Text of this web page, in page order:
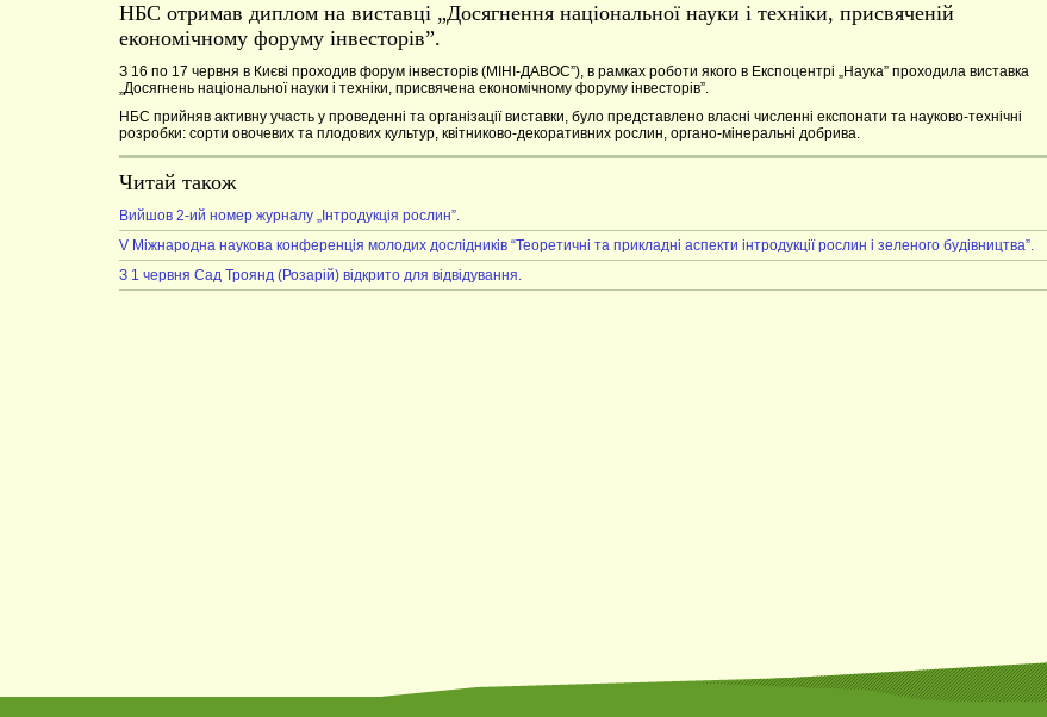
НБС отримав диплом на виставці „Досягнення національної науки і техніки, присвяченій
економічному форуму інвесторів”.
З 16 по 17 червня в Києві проходив форум інвесторів (МІНІ-ДАВОС”), в рамках роботи якого в Експоцентрі „Наука” проходила виставка
„Досягнень національної науки і техніки, присвячена економічному форуму інвесторів”.
НБС прийняв активну участь у проведенні та організації виставки, було представлено власні численні експонати та науково-технічні
розробки: сорти овочевих та плодових культур, квітниково-декоративних рослин, органо-мінеральні добрива.
Читай також
Вийшов 2-ий номер журналу „Інтродукція рослин”.
V Міжнародна наукова конференція молодих дослідників “Теоретичні та прикладні аспекти інтродукції рослин і зеленого будівництва”.
З 1 червня Сад Троянд (Розарій) відкрито для відвідування.